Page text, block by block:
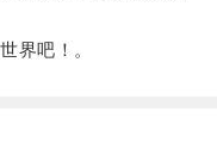
界吧！。